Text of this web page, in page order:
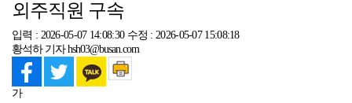
외주직원 구속
입력 : 2026-05-07 14:08:30 수정 : 2026-05-07 15:08:18
황석하 기자 hsh03@busan.com
가